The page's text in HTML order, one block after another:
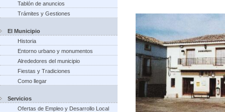
Tablón de anuncios
Trámites y Gestiones
El Municipio
Historia
Entorno urbano y monumentos
Alrededores del municipio
Fiestas y Tradiciones
Como llegar
Servicios
Ofertas de Empleo y Desarrollo Local